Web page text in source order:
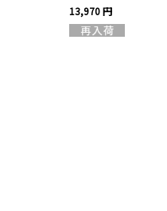
13,970 円